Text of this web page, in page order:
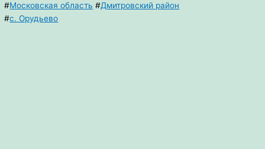
#Московская область #Дмитровский район
#с. Орудьево